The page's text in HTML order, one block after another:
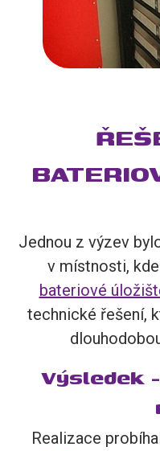
Jednou z výzev
v místnosti,
bateriové
technické řešení,
Výsledek
Realizace